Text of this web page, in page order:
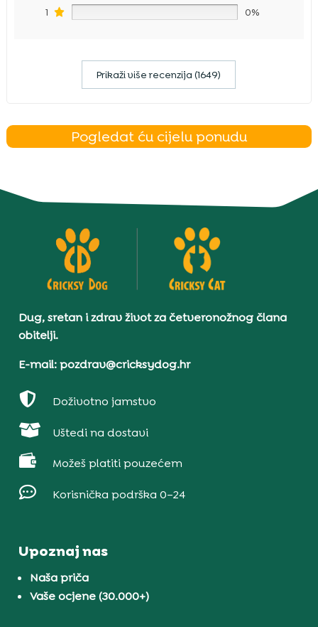
1 0%
Prikaži više recenzija (1649)
Pogledat ću cijelu ponudu
Dug, sretan i zdrav život za četveronožnog člana
obitelji.
E-mail: pozdrav@cricksydog.hr
 Doživotno jamstvo
 Uštedi na dostavi
 Možeš platiti pouzećem
 Korisnička podrška 0–24
Upoznaj nas
Naša priča
Vaše ocjene (30.000+)